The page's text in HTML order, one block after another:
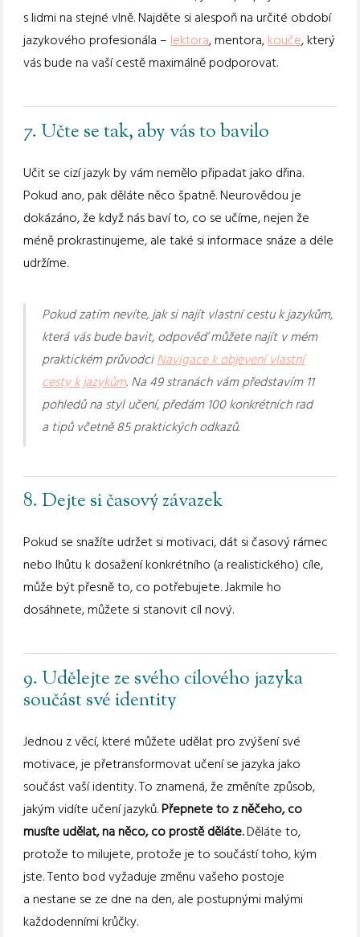
s lidmi na stejné vlně. Najděte si alespoň na určité období
jazykového profesionála –lektora, mentora,kouče, který
vás bude na vaší cestě maximálně podporovat.
7. Učte se tak, aby vás to bavilo
Učit se cizí jazyk by vám nemělo připadat jako dřina.
Pokud ano, pak děláte něco špatně. Neurovědou je
dokázáno, že když nás baví to, co se učíme, nejen že
méně prokrastinujeme, ale také si informace snáze a déle
udržíme.
Pokud zatím nevíte, jak si najít vlastní cestu k jazykům,
která vás bude bavit, odpověď můžete najít v mém
praktickém průvodciNavigace k objevení vlastní
cesty k jazykům. Na 49 stranách vám představím 11
pohledů na styl učení, předám 100 konkrétních rad
a tipů včetně 85 praktických odkazů.
8. Dejte si časový závazek
Pokud se snažíte udržet si motivaci, dát si časový rámec
nebo lhůtu k dosažení konkrétního (a realistického) cíle,
může být přesně to, co potřebujete. Jakmile ho
dosáhnete, můžete si stanovit cíl nový.
9. Udělejte ze svého cílového jazyka
součást své identity
Jednou z věcí, které můžete udělat pro zvýšení své
motivace, je přetransformovat učení se jazyka jako
součást vaší identity. To znamená, že změníte způsob,
jakým vidíte učení jazyků.Přepnete to z něčeho, co
musíte udělat, na něco, co prostě děláte.Děláte to,
protože to milujete, protože je to součástí toho, kým
jste. Tento bod vyžaduje změnu vašeho postoje
a nestane se ze dne na den, ale postupnými malými
každodenními krůčky.